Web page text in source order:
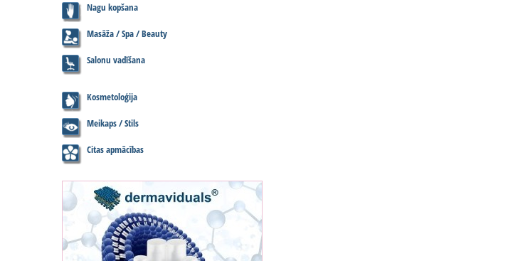
Nagu kopšana
Masāža / Spa / Beauty
Salonu vadīšana
Kosmetoloģija
Meikaps / Stils
Citas apmācības